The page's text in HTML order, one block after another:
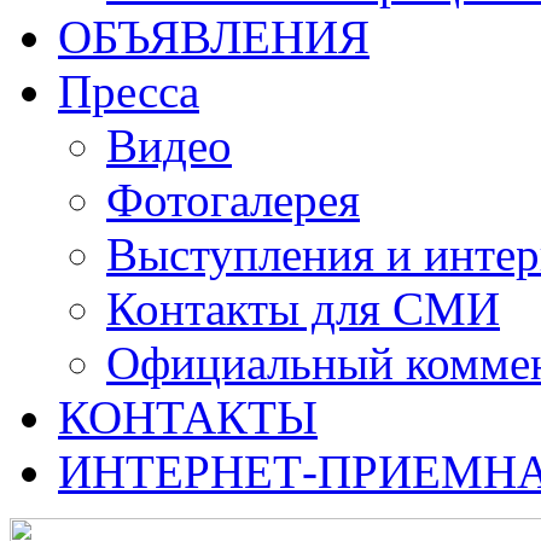
ОБЪЯВЛЕНИЯ
Пресса
Видео
Фотогалерея
Выступления и
Контакты для СМИ
Официальный
КОНТАКТЫ
ИНТЕРНЕТ-